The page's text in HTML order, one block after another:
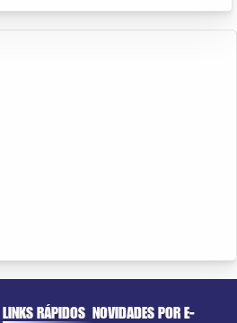
LINKS RÁPIDOS NOVIDADES POR E-